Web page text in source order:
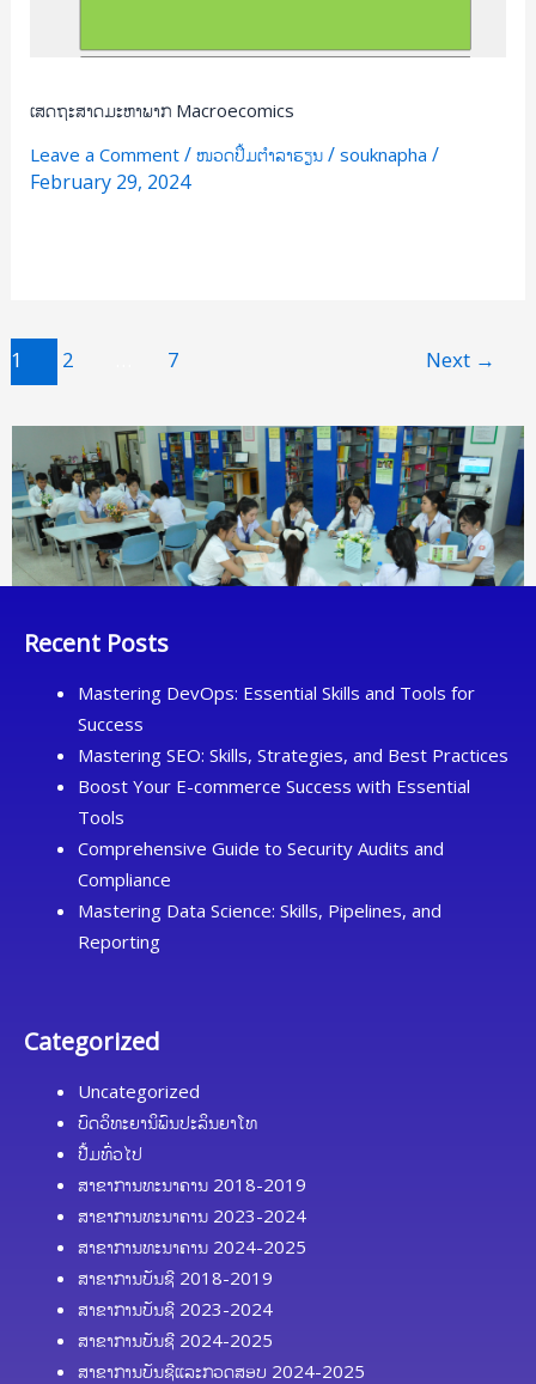
ເສດຖະສາດມະຫາພາກ Macroecomics
Leave a Comment / ໜວດປຶ້ມຕຳລາຮຽນ/ souknapha /
February 29, 2024
1 2 7 Next →
Recent Posts
Mastering DevOps: Essential Skills and Tools for
Success
Mastering SEO: Skills, Strategies, and Best Practices
Boost Your E-commerce Success with Essential
Tools
Comprehensive Guide to Security Audits and
Compliance
Mastering Data Science: Skills, Pipelines, and
Reporting
Categorized
Uncategorized
ບົດວິທະຍານິພົນປະລິນຍາໂທ
ປື້ມທົ່ວໄປ
ສາຂາການທະນາຄານ 2018-2019
ສາຂາການທະນາຄານ 2023-2024
ສາຂາການທະນາຄານ 2024-2025
ສາຂາການບັນຊີ 2018-2019
ສາຂາການບັນຊີ 2023-2024
ສາຂາການບັນຊີ 2024-2025
ສາຂາການບັນຊີແລະກວດສອບ 2024-2025